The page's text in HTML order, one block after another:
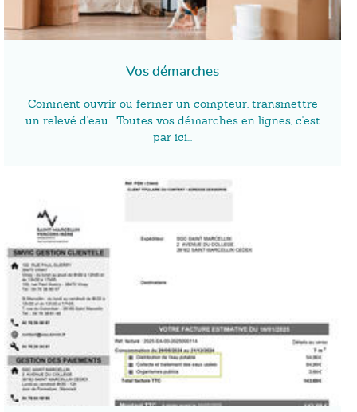
Vos démarches
Comment ouvrir ou fermer un compteur, transmettre
un relevé d'eau... Toutes vos démarches en lignes, c'est
par ici...